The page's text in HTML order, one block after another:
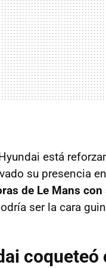
está
su presencia
de Le Mans
ser la cara
coqueteó